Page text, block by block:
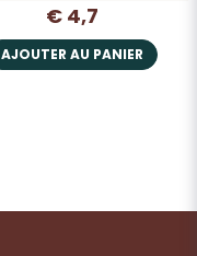
€ 4,7
AJOUTER AU PANIER